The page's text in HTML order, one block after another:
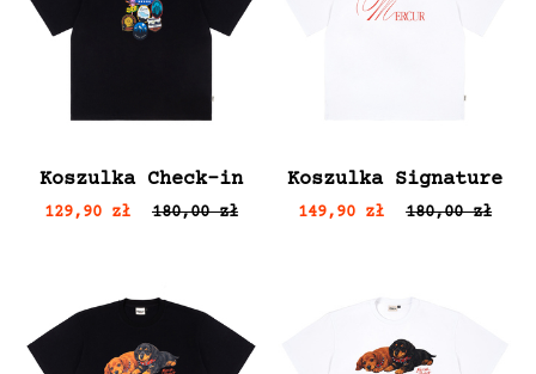
Koszulka Check-in
129,90 zł 180,00 zł
Koszulka Signature
149,90 zł 180,00 zł